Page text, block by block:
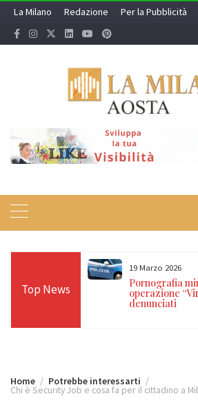
Skip
content
La Milano Redazione Per la Pubblicità
Top News
ore sulle Alpi:
Cervino e
19 Marzo 2026
Pornografia
operazione
denunciati
Home Potrebbe interessarti
Chi è Security Job e cosa fa per il cittadino a